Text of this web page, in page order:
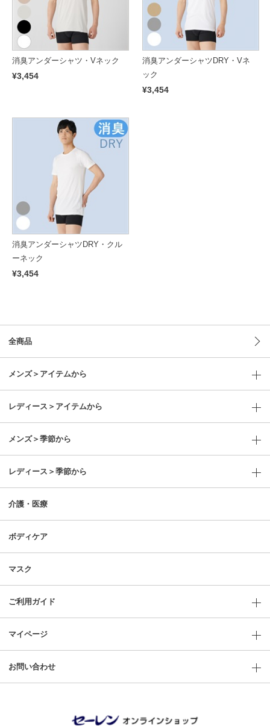
消臭アンダーシャツ・Vネック
¥3,454
消臭アンダーシャツDRY・Vネ
ック
¥3,454
消臭アンダーシャツDRY・クル
ーネック
¥3,454
全商品
メンズ＞アイテムから
レディース＞アイテムから
メンズ＞季節から
レディース＞季節から
介護・医療
ボディケア
マスク
ご利用ガイド
マイページ
お問い合わせ